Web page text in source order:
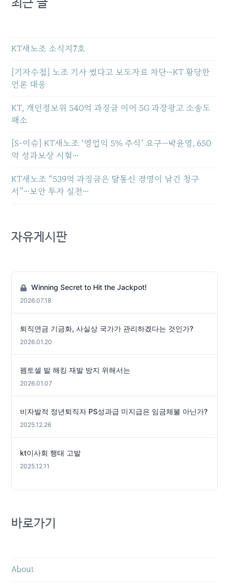
최근 글
KT새노조 소식지7호
[기자수첩] 노조 기사 썼다고 보도자료 차단…KT 황당한
언론 대응
KT, 개인정보위 540억 과징금 이어 5G 과장광고 소송도
패소
[S-이슈] KT새노조 ‘영업익 5% 주식’ 요구…박윤영, 650
억 성과보상 시험…
KT새노조 “539억 과징금은 탈통신 경영이 남긴 청구
서”…보안 투자 실천…
자유게시판
Winning Secret to Hit the Jackpot!
2026.07.18
퇴직연금 기금화, 사실상 국가가 관리하겠다는 것인가?
2026.01.20
펨토셀 발 해킹 재발 방지 위해서는
2026.01.07
비자발적 정년퇴직자 PS성과급 미지급은 임금체불 아닌가?
2025.12.26
kt이사회 행태 고발
2025.12.11
바로가기
About